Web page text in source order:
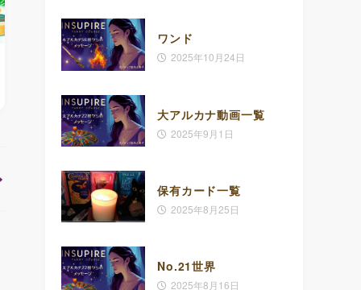
ワンド
2025年10月24日
大アルカナ動画一覧
2025年9月1日
保有カード一覧
2025年8月25日
No.21世界
2025年8月16日